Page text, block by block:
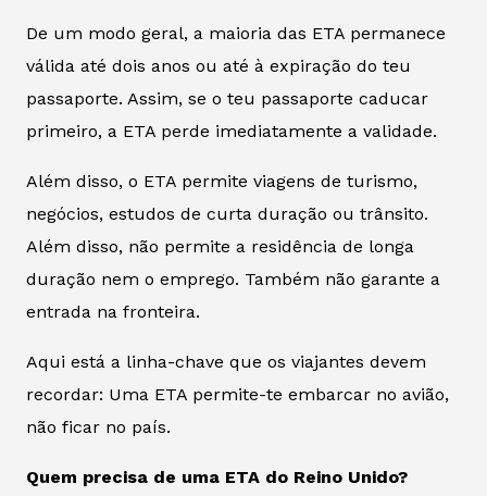
De um modo geral, a maioria das ETA permanece
válida até dois anos ou até à expiração do teu
passaporte. Assim, se o teu passaporte caducar
primeiro, a ETA perde imediatamente a validade.
Além disso, o ETA permite viagens de turismo,
negócios, estudos de curta duração ou trânsito.
Além disso, não permite a residência de longa
duração nem o emprego. Também não garante a
entrada na fronteira.
Aqui está a linha-chave que os viajantes devem
recordar: Uma ETA permite-te embarcar no avião,
não ficar no país.
Quem precisa de uma ETA do Reino Unido?